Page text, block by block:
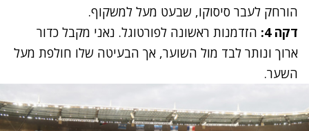
הורחק לעבר סיסוקו, שבעט מעל למשקוף.
דקה 4:
הזדמנות ראשונה לפורטוגל. נאני מקבל כדור
ארוך ונותר לבד מול השוער, אך הבעיטה שלו חולפת מעל
השער.